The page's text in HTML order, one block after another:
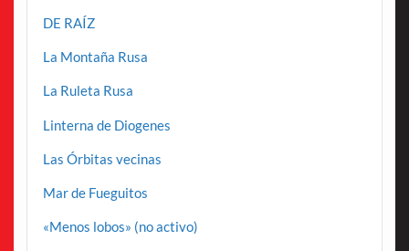
DE RAÍZ
La Montaña Rusa
La Ruleta Rusa
Linterna de Diogenes
Las Órbitas vecinas
Mar de Fueguitos
«Menos lobos» (no activo)